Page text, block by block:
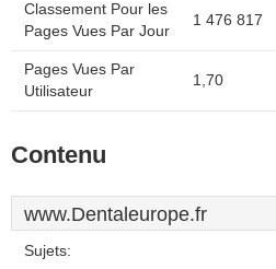
Classement Pour les
Pages Vues Par Jour
1 476 817
Pages Vues Par
Utilisateur
1,70
Contenu
www.Dentaleurope.fr
Sujets: